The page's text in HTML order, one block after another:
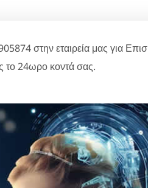
στην εταιρεία μας για
το 24ωρο κοντά σας.